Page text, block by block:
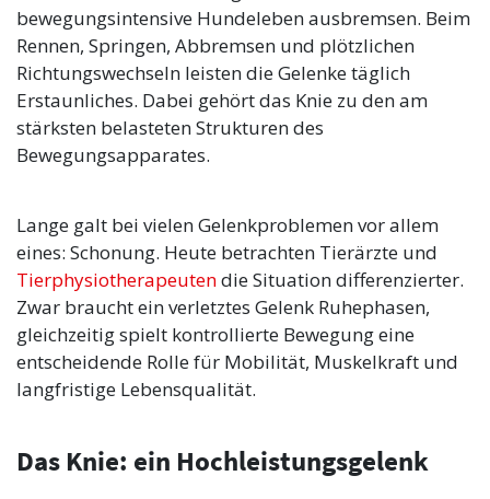
bewegungsintensive Hundeleben ausbremsen. Beim
Rennen, Springen, Abbremsen und plötzlichen
Richtungswechseln leisten die Gelenke täglich
Erstaunliches. Dabei gehört das Knie zu den am
stärksten belasteten Strukturen des
Bewegungsapparates.
Lange galt bei vielen Gelenkproblemen vor allem
eines: Schonung. Heute betrachten Tierärzte und
Tierphysiotherapeutendie Situation differenzierter.
Zwar braucht ein verletztes Gelenk Ruhephasen,
gleichzeitig spielt kontrollierte Bewegung eine
entscheidende Rolle für Mobilität, Muskelkraft und
langfristige Lebensqualität.
Das Knie: ein Hochleistungsgelenk